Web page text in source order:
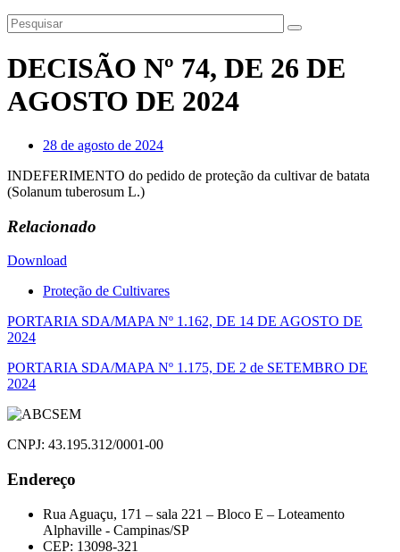
DECISÃO Nº 74, DE 26 DE
AGOSTO DE 2024
28 de agosto de 2024
INDEFERIMENTO do pedido de proteção da cultivar de batata
(Solanum tuberosum L.)
Relacionado
Download
Proteção de Cultivares
Navegação
de
Post
PORTARIA SDA/MAPA Nº 1.162, DE 14 DE AGOSTO DE
2024
PORTARIA SDA/MAPA Nº 1.175, DE 2 de SETEMBRO DE
2024
CNPJ: 43.195.312/0001-00
Endereço
Rua Aguaçu, 171 – sala 221 – Bloco E – Loteamento
Alphaville - Campinas/SP
CEP: 13098-321